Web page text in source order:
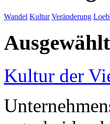
Wandel Kultur Veränderung
Kultur der